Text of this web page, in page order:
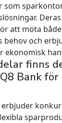
som
att möta
behov och
ekonomisk
finns
Bank
erbjuder